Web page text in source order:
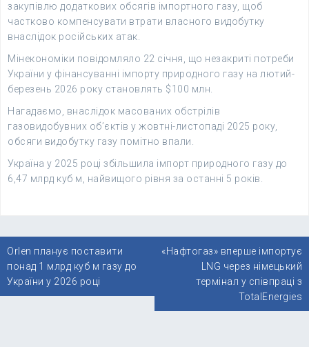
закупівлю додаткових обсягів імпортного газу, щоб
частково компенсувати втрати власного видобутку
внаслідок російських атак.
Мінекономіки повідомляло 22 січня, що незакриті потреби
України у фінансуванні імпорту природного газу на лютий-
березень 2026 року становлять $100 млн.
Нагадаємо, внаслідок масованих обстрілів
газовидобувних об’єктів у жовтні-листопаді 2025 року,
обсяги видобутку газу помітно впали.
Україна у 2025 році збільшила імпорт природного газу до
6,47 млрд куб м, найвищого рівня за останні 5 років.
Навігація
записів
Orlen планує поставити
понад 1 млрд куб м газу до
України у 2026 році
«Нафтогаз» вперше імпортує
LNG через німецький
термінал у співпраці з
TotalEnergies